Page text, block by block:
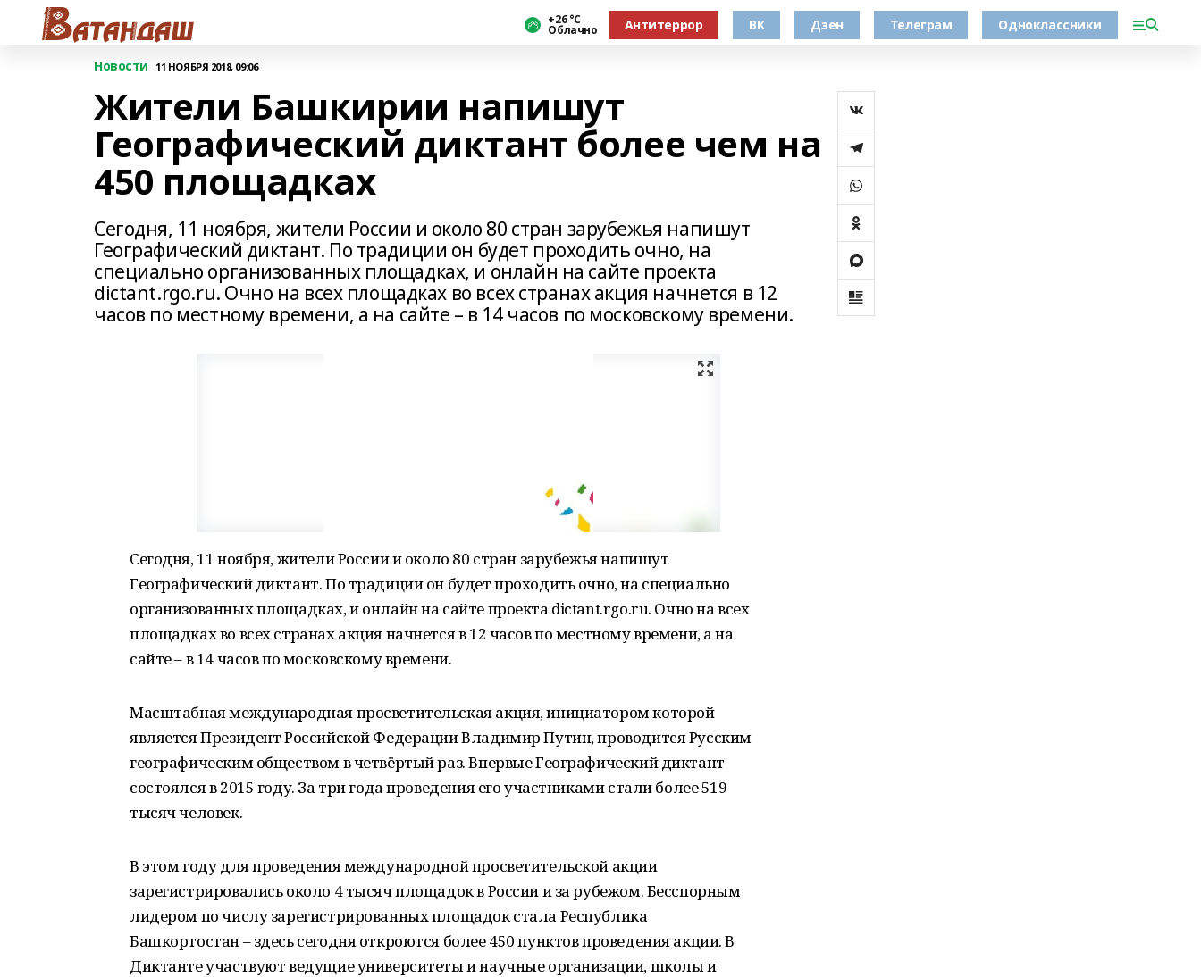
+26 °С
Облачно Антитеррор ВК Дзен Телеграм Одноклассники
Новости 11 НОЯБРЯ 2018, 09:06
Жители Башкирии напишут
Географический диктант более чем на
450 площадках
Сегодня, 11 ноября, жители России и около 80 стран зарубежья напишут
Географический диктант. По традиции он будет проходить очно, на
специально организованных площадках, и онлайн на сайте проекта
dictant.rgo.ru. Очно на всех площадках во всех странах акция начнется в 12
часов по местному времени, а на сайте – в 14 часов по московскому времени.
Сегодня, 11 ноября, жители России и около 80 стран зарубежья напишут
Географический диктант. По традиции он будет проходить очно, на специально
организованных площадках, и онлайн на сайте проекта dictant.rgo.ru. Очно на всех
площадках во всех странах акция начнется в 12 часов по местному времени, а на
сайте – в 14 часов по московскому времени.
Масштабная международная просветительская акция, инициатором которой
является Президент Российской Федерации Владимир Путин, проводится Русским
географическим обществом в четвёртый раз. Впервые Географический диктант
состоялся в 2015 году. За три года проведения его участниками стали более 519
тысяч человек.
В этом году для проведения международной просветительской акции
зарегистрировались около 4 тысяч площадок в России и за рубежом. Бесспорным
лидером по числу зарегистрированных площадок стала Республика
Башкортостан – здесь сегодня откроются более 450 пунктов проведения акции. В
Диктанте участвуют ведущие университеты и научные организации, школы и